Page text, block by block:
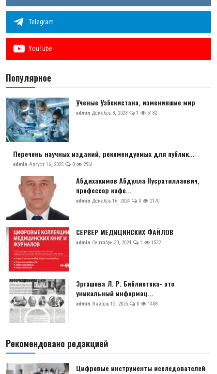
Telegram
YouTube
Популярное
Ученые Узбекистана, изменившие мир
admin Декабрь 8, 2023 1 5182
Перечень научных изданий, рекомендуемых для публик...
admin Август 16, 2025 0 2961
Абдихакимов Абдулла Нусратиллаевич,
профессор кафе...
admin Декабрь 16, 2024 0 2170
СЕРВЕР МЕДИЦИНСКИХ ФАЙЛОВ
admin Сентябрь 30, 2024 1 1532
Эргашева Л. Р. Библиотека- это
уникальный информац...
admin Январь 12, 2025 0 1408
Рекомендовано редакцией
Цифровые инструменты исследователей